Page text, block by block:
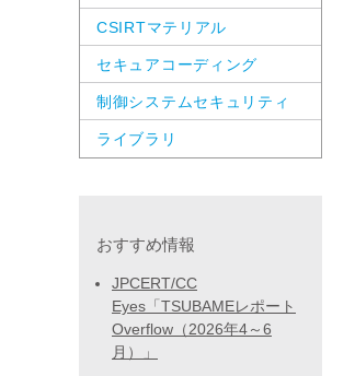
CSIRTマテリアル
セキュアコーディング
制御システムセキュリティ
ライブラリ
おすすめ情報
JPCERT/CC
Eyes「TSUBAMEレポート
Overflow（2026年4～6
月）」